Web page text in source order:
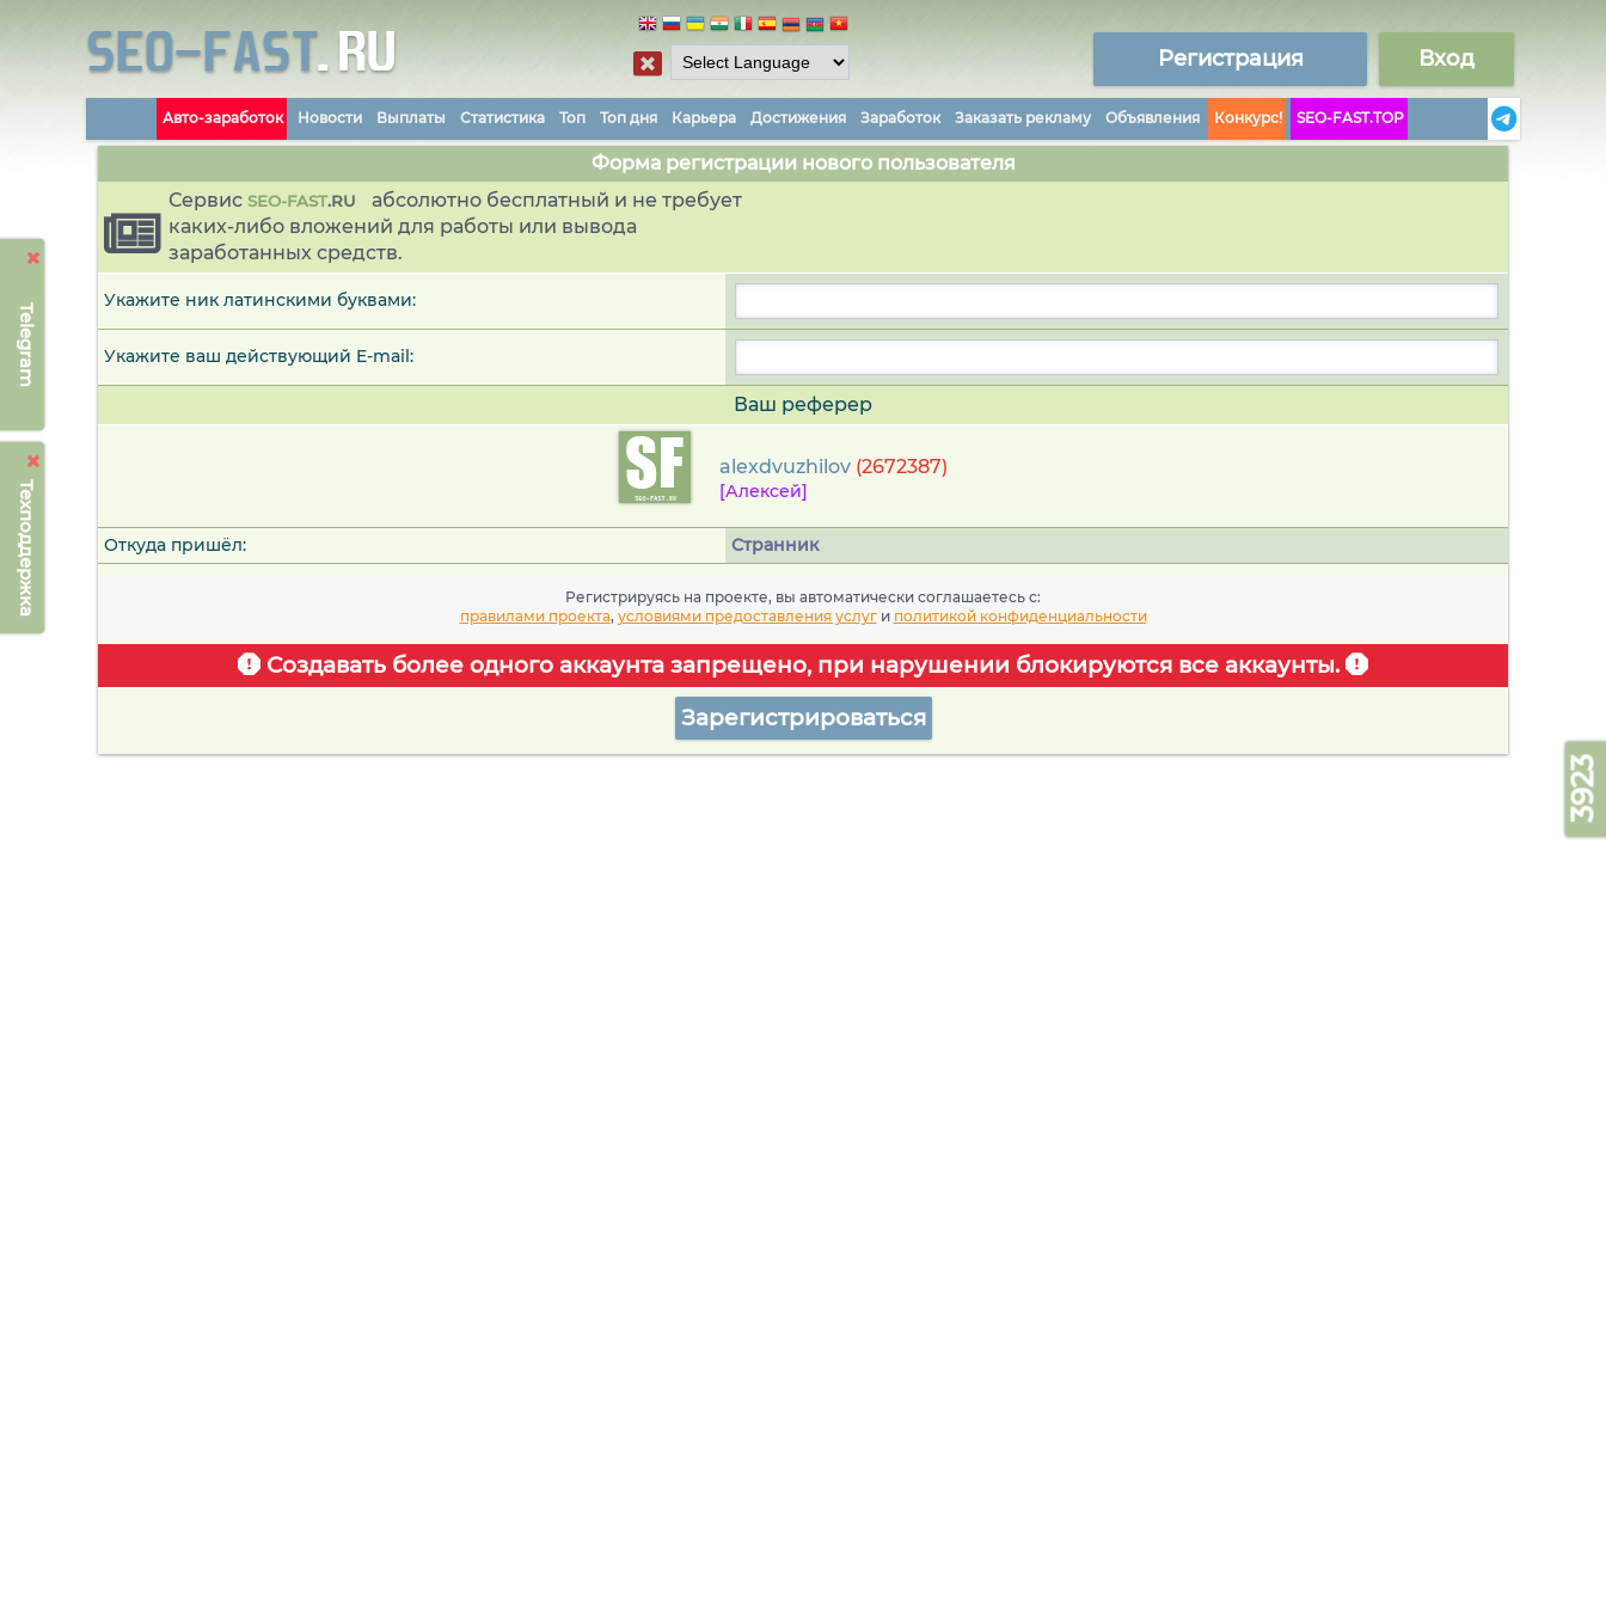
Telegram
Техподдержка
Регистрация Вход
Авто-заработок Новости Выплаты Статистика Топ Топ дня Карьера Достижения Заработок Заказать рекламу Объявления Конкурс! SEO-FAST.TOP
Форма регистрации нового пользователя
Сервис SEO-FAST.RU
абсолютно бесплатный и не требует
каких-либо вложений для работы или вывода
заработанных средств.
Укажите ник латинскими буквами:
Укажите ваш действующий E-mail:
Ваш реферер
alexdvuzhilov (2672387)
[Алексей]
Откуда пришёл: Странник
Регистрируясь на проекте, вы автоматически соглашаетесь c:
правилами проекта, условиями предоставления услуги политикой конфиденциальности
Создавать более одного аккаунта запрещено, при нарушении блокируются все аккаунты.
Зарегистрироваться
3923